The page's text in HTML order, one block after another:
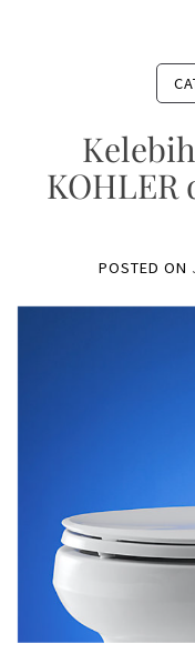
KOHLER
POSTED ON